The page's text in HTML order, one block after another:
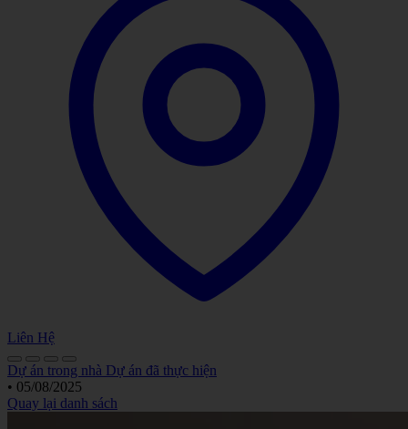
Liên Hệ
Dự án trong nhà Dự án đã thực hiện
• 05/08/2025
Quay lại danh sách